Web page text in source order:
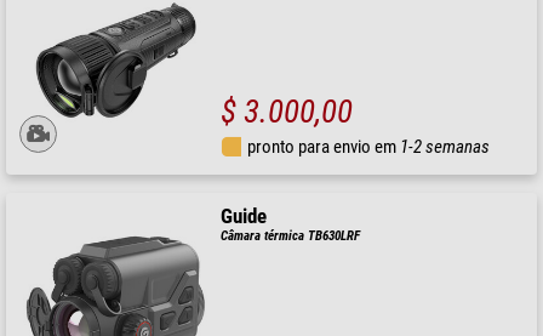
$ 3.000,00
pronto para envio em 1-2 semanas
Guide
Câmara térmica TB630LRF